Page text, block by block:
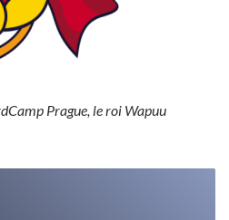
Prague, le roi Wapuu